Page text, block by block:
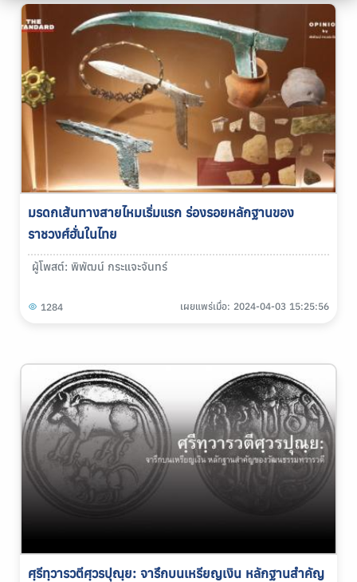
มรดกเส้นทางสายไหมเริ่มแรก ร่องรอยหลักฐานของ
ราชวงศ์ฮั่นในไทย
ผู้โพสต์: พิพัฒน์ กระแจะจันทร์
1284 เผยแพร่เมื่อ: 2024-04-03 15:25:56
ศฺรีทฺวารวตีศฺวรปุณฺย: จารึกบนเหรียญเงิน หลักฐานสำคัญ